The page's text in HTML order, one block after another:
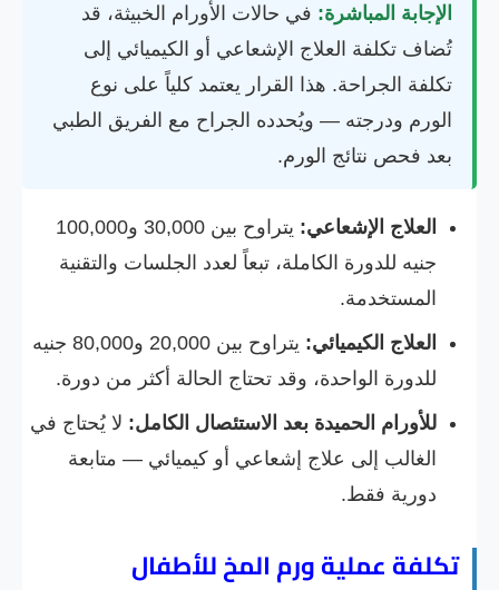
الإجابة المباشرة: في حالات الأورام الخبيثة، قد
تُضاف تكلفة العلاج الإشعاعي أو الكيميائي إلى
تكلفة الجراحة. هذا القرار يعتمد كلياً على نوع
الورم ودرجته — ويُحدده الجراح مع الفريق الطبي
بعد فحص نتائج الورم.
العلاج الإشعاعي:
يتراوح بين 30,000 و100,000
جنيه للدورة الكاملة، تبعاً لعدد الجلسات والتقنية
المستخدمة.
العلاج الكيميائي:
يتراوح بين 20,000 و80,000 جنيه
للدورة الواحدة، وقد تحتاج الحالة أكثر من دورة.
للأورام الحميدة بعد الاستئصال الكامل: لا يُحتاج في
الغالب إلى علاج إشعاعي أو كيميائي — متابعة
دورية فقط.
تكلفة عملية ورم المخ للأطفال